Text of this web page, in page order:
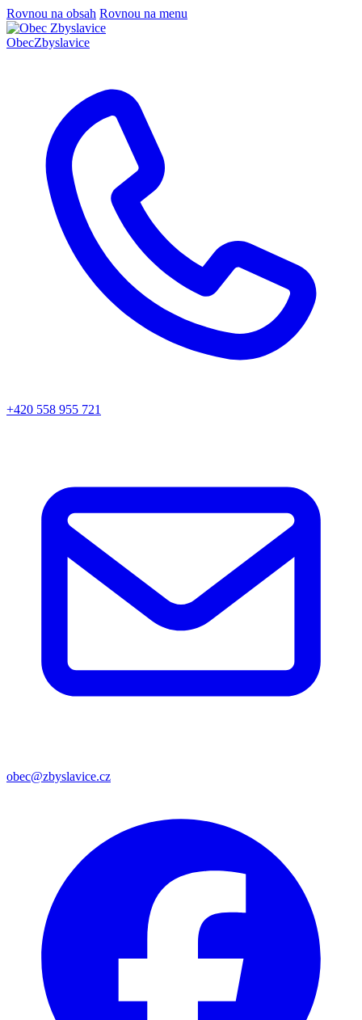
Rovnou na obsah Rovnou na menu
ObecZbyslavice
+420 558 955 721
obec@zbyslavice.cz